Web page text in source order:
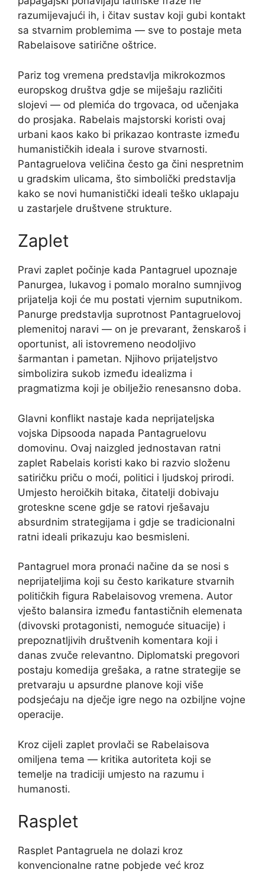
razumijevajući ih, i čitav sustav koji gubi kontakt
sa stvarnim problemima — sve to postaje meta
Rabelaisove satirične oštrice.
Pariz tog vremena predstavlja mikrokozmos
europskog društva gdje se miješaju različiti
slojevi — od plemića do trgovaca, od učenjaka
do prosjaka. Rabelais majstorski koristi ovaj
urbani kaos kako bi prikazao kontraste između
humanističkih ideala i surove stvarnosti.
Pantagruelova veličina često ga čini nespretnim
u gradskim ulicama, što simbolički predstavlja
kako se novi humanistički ideali teško uklapaju
u zastarjele društvene strukture.
Zaplet
Pravi zaplet počinje kada Pantagruel upoznaje
Panurgea, lukavog i pomalo moralno sumnjivog
prijatelja koji će mu postati vjernim suputnikom.
Panurge predstavlja suprotnost Pantagruelovoj
plemenitoj naravi — on je prevarant, ženskaroš i
oportunist, ali istovremeno neodoljivo
šarmantan i pametan. Njihovo prijateljstvo
simbolizira sukob između idealizma i
pragmatizma koji je obilježio renesansno doba.
Glavni konflikt nastaje kada neprijateljska
vojska Dipsooda napada Pantagruelovu
domovinu. Ovaj naizgled jednostavan ratni
zaplet Rabelais koristi kako bi razvio složenu
satiričku priču o moći, politici i ljudskoj prirodi.
Umjesto heroičkih bitaka, čitatelji dobivaju
groteskne scene gdje se ratovi rješavaju
absurdnim strategijama i gdje se tradicionalni
ratni ideali prikazuju kao besmisleni.
Pantagruel mora pronaći načine da se nosi s
neprijateljima koji su često karikature stvarnih
političkih figura Rabelaisovog vremena. Autor
vješto balansira između fantastičnih elemenata
(divovski protagonisti, nemoguće situacije) i
prepoznatljivih društvenih komentara koji i
danas zvuče relevantno. Diplomatski pregovori
postaju komedija grešaka, a ratne strategije se
pretvaraju u apsurdne planove koji više
podsjećaju na dječje igre nego na ozbiljne vojne
operacije.
Kroz cijeli zaplet provlači se Rabelaisova
omiljena tema — kritika autoriteta koji se
temelje na tradiciji umjesto na razumu i
humanosti.
Rasplet
Rasplet Pantagruela ne dolazi kroz
konvencionalne ratne pobjede već kroz